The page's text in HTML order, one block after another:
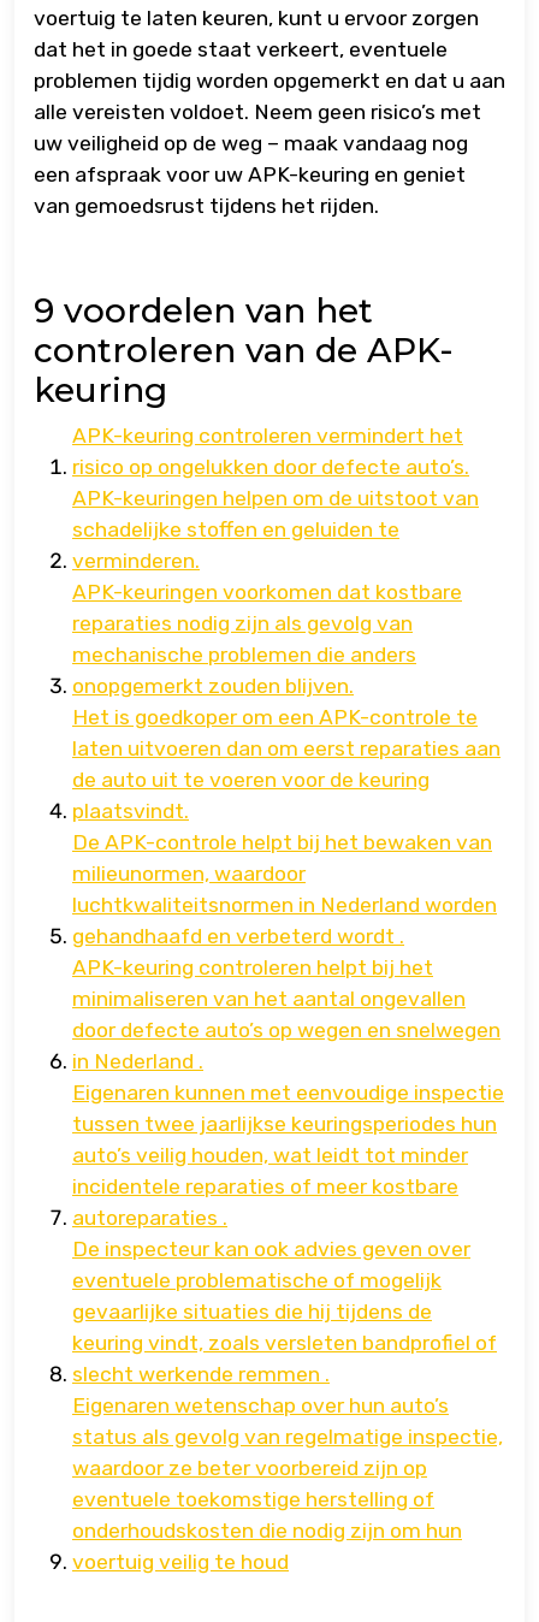
voertuig te laten keuren, kunt u ervoor zorgen
dat het in goede staat verkeert, eventuele
problemen tijdig worden opgemerkt en dat u aan
alle vereisten voldoet. Neem geen risico’s met
uw veiligheid op de weg – maak vandaag nog
een afspraak voor uw APK-keuring en geniet
van gemoedsrust tijdens het rijden.
9 voordelen van het
controleren van de APK-
keuring
APK-keuring controleren vermindert het
risico op ongelukken door defecte auto’s.
APK-keuringen helpen om de uitstoot van
schadelijke stoffen en geluiden te
verminderen.
APK-keuringen voorkomen dat kostbare
reparaties nodig zijn als gevolg van
mechanische problemen die anders
onopgemerkt zouden blijven.
Het is goedkoper om een ​​APK-controle te
laten uitvoeren dan om eerst reparaties aan
de auto uit te voeren voor de keuring
plaatsvindt.
De APK-controle helpt bij het bewaken van
milieunormen, waardoor
luchtkwaliteitsnormen in Nederland worden
gehandhaafd en verbeterd wordt .
APK-keuring controleren helpt bij het
minimaliseren van het aantal ongevallen
door defecte auto’s op wegen en snelwegen
in Nederland .
Eigenaren kunnen met eenvoudige inspectie
tussen twee jaarlijkse keuringsperiodes hun
auto’s veilig houden, wat leidt tot minder
incidentele reparaties of meer kostbare
autoreparaties .
De inspecteur kan ook advies geven over
eventuele problematische of mogelijk
gevaarlijke situaties die hij tijdens de
keuring vindt, zoals versleten bandprofiel of
slecht werkende remmen .
Eigenaren wetenschap over hun auto’s
status als gevolg van regelmatige inspectie,
waardoor ze beter voorbereid zijn op
eventuele toekomstige herstelling of
onderhoudskosten die nodig zijn om hun
voertuig veilig te houd